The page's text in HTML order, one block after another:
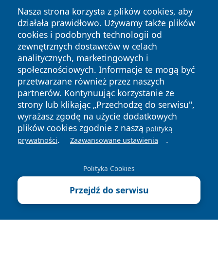
Nasza strona korzysta z plików cookies, aby
działała prawidłowo. Używamy także plików
cookies i podobnych technologii od
zewnętrznych dostawców w celach
analitycznych, marketingowych i
społecznościowych. Informacje te mogą być
przetwarzane również przez naszych
partnerów. Kontynuując korzystanie ze
strony lub klikając „Przechodzę do serwisu",
wyrażasz zgodę na użycie dodatkowych
plików cookies zgodnie z naszą polityką
prywatności. Zaawansowane ustawienia .
Polityka Cookies
Przejdź do serwisu
Copyright © 2026 kochamsiedlce.pl Wszystkie prawa
zastrzeżone.
Prywatności